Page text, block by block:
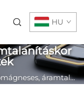
HU
áramtalanításkor működő fékek